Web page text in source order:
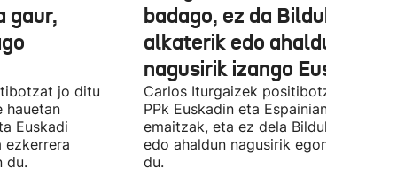
gaur,
jo ditu
hauetan
Euskadi
ezkerrera
du.
badago, ez da Bilduko
alkaterik edo ahaldun
nagusirik izango Euskadin'
Carlos Iturgaizek positibotzat jo ditu
PPk Euskadin eta Espainian lortutako
emaitzak, eta ez dela Bilduko
edo ahaldun nagusirik egongo
du.